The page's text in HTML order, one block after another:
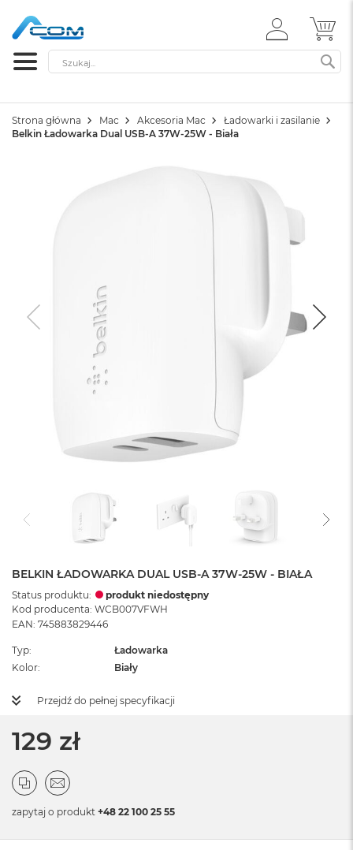
ZALOGUJ
SIĘ
Szukaj
Strona główna Mac Akcesoria Mac
Ładowarki i zasilanie
Belkin Ładowarka Dual USB-A 37W-25W - Biała
BELKIN ŁADOWARKA DUAL USB-A 37W-25W - BIAŁA
Status produktu:
produkt niedostępny
Kod producenta: WCB007VFWH
EAN: 745883829446
Typ
Ładowarka
Kolor
Biały
Przejdź do pełnej specyfikacji
129 zł
zapytaj o produkt +48 22 100 25 55